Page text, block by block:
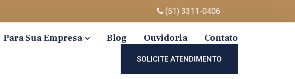
(51) 3311-0406
Para Sua Empresa Blog Ouvidoria Contato
SOLICITE ATENDIMENTO